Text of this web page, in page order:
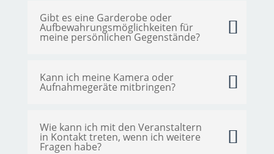
Gibt es eine Garderobe oder
Aufbewahrungsmöglichkeiten für
meine persönlichen Gegenstände?
Kann ich meine Kamera oder
Aufnahmegeräte mitbringen?
Wie kann ich mit den Veranstaltern
in Kontakt treten, wenn ich weitere
Fragen habe?